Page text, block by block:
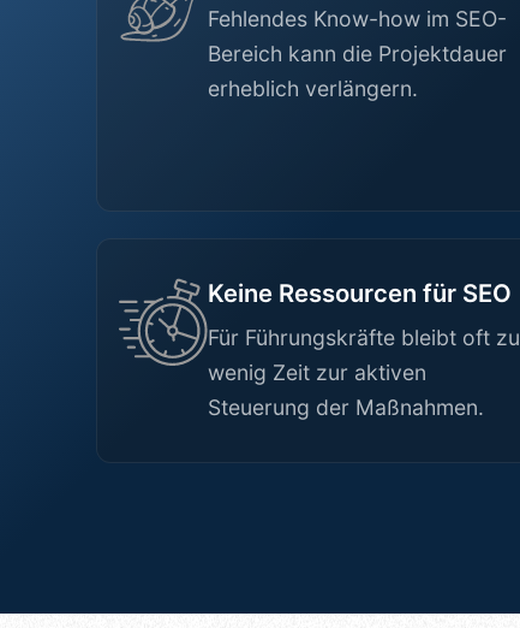
Fehlendes Know-how im SEO-
Bereich kann die Projektdauer
erheblich verlängern.
Keine Ressourcen für SEO
Für Führungskräfte bleibt oft zu
wenig Zeit zur aktiven
Steuerung der Maßnahmen.